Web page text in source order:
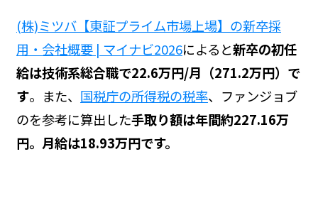
(株)ミツバ【東証プライム市場上場】の新卒採
用・会社概要 | マイナビ2026によると新卒の初任
給は技術系総合職で22.6万円/月（271.2万円）で
す。また、 国税庁の所得税の税率、ファンジョブ
のを参考に算出した手取り額は年間約227.16万
円。月給は18.93万円です。